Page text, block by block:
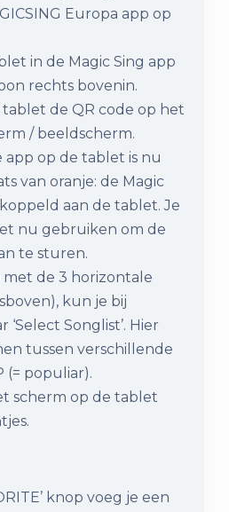
Europa app op
in de Magic Sing app
rechts bovenin.
de QR code op het
/ beeldscherm.
app op de tablet is nu
van oranje: de Magic
aan de tablet. Je
nu gebruiken om de
te sturen.
met de 3 horizontale
kun je bij
‘Select Songlist’. Hier
tussen verschillende
(= populiar).
scherm op de tablet
knop voeg je een